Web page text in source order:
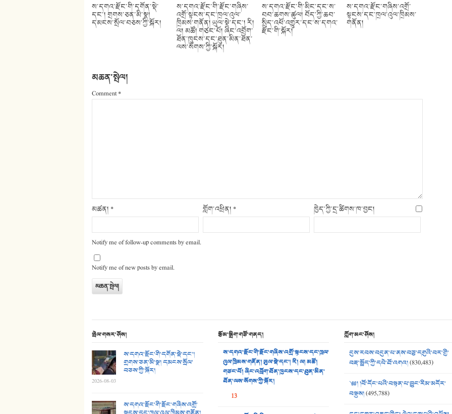
ས་དགའ་རྫོང་གི་དགོན་སྡེ་
དང་། གྲགས་ཅན་མི་སྣ།
དམངས་སྲོལ་བཅས་ཀྱི་སྐོར།
ས་དགའ་རྫོང་གི་རྫོང་གཞིས་
འགྲོ་སྟངས་དང་ཁྲལ་འུལ་
ཁྲིམས་གནོན། ཡུལ་སྡེ་དང་། རི།
ལ། མཚོ། གཙང་པོ། ཞིང་འབྲོག་
ཐོན་ཁུངས་དང་ཐུན་མིན་ཐོན་
ལས་སོགས་ཀྱི་སྐོར།
ས་དགའ་རྫོང་གི་མིང་དང་ས་
བབ་ཆགས་ཚུལ། བོད་ཀྱི་ཆབ་
སྲིད་འཕོ་འགྱུར་དང་ས་དགའ་
རྫོང་གི་སྐོར།
ས་དགའ་རྫོང་གཞིས་འགྲོ་
སྟངས་དང་ཁྲལ་འུལ་ཁྲིམས་
གནོན།
མཆན་སྤེལ།
Comment*
མཚན། * གློག་འཕྲིན། * ཁྱེད་ཀྱི་དྲ་ཚིགས་ཁ་བྱང།
Notify me of follow-up comments by email.
Notify me of new posts by email.
སྤེལ་གསར་ཤོས།
ས་དགའ་རྫོང་གི་དགོན་སྡེ་དང་།
གྲགས་ཅན་མི་སྣ། དམངས་སྲོལ་
བཅས་ཀྱི་སྐོར།
2026-08-03
ས་དགའ་རྫོང་གི་རྫོང་གཞིས་འགྲོ་
རྩོམ་སྒྲིག་གཙོ་གནད།
ས་དགའ་རྫོང་གི་རྫོང་གཞིས་འགྲོ་སྟངས་དང་ཁྲལ་
འུལ་ཁྲིམས་གནོན། ཡུལ་སྡེ་དང་། རི། ལ། མཚོ།
གཙང་པོ། ཞིང་འབྲོག་ཐོན་ཁུངས་དང་ཐུན་མིན་
ཐོན་ལས་སོགས་ཀྱི་སྐོར།
13
ཀློག་མང་ཤོས།
དུས་རབས་བདུན་པ་ནས་བཅུ་དགུའི་བར་གྱི་
བརྡ་སྤྲོད་ཀྱི་དཔེ་ཐོ་འགའ།(830,483)
༄༅། །བོ་དོང་པའི་བསྟན་པ་བྱུང་རིམ་མདོར་
བསྡུས།(495,788)